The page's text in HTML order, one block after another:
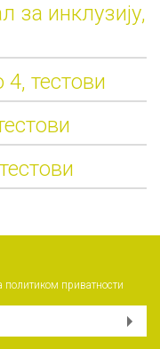
за инклузију,
тестови
политиком приватности